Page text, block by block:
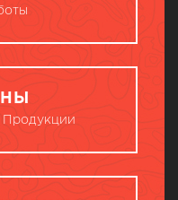
Продукции